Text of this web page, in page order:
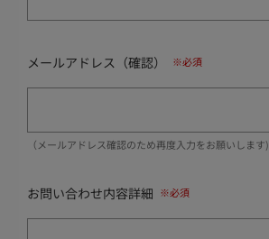
メールアドレス（確認）
（メールアドレス確認のため再度入力をお願いします)
お問い合わせ内容詳細